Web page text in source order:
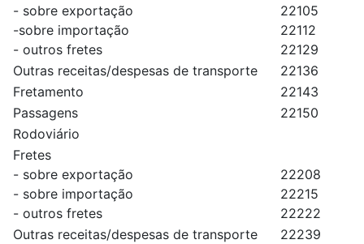
- sobre exportação
-sobre importação
- outros fretes
22105
22112
22129
Outras receitas/despesas de transporte
22136
Fretamento
22143
Passagens
22150
Rodoviário
Fretes
- sobre exportação
- sobre importação
- outros fretes
22208
22215
22222
Outras receitas/despesas de transporte
22239